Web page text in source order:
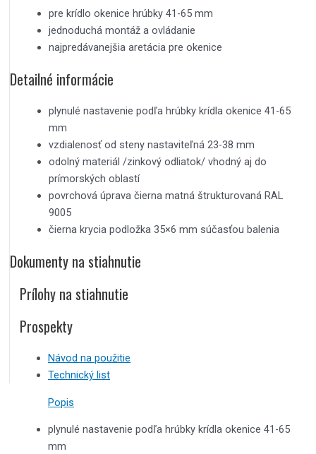
pre krídlo okenice hrúbky 41-65 mm
jednoduchá montáž a ovládanie
najpredávanejšia aretácia pre okenice
Detailné informácie
plynulé nastavenie podľa hrúbky krídla okenice 41-65
mm
vzdialenosť od steny nastaviteľná 23-38 mm
odolný materiál /zinkový odliatok/ vhodný aj do
prímorských oblastí
povrchová úprava čierna matná štrukturovaná RAL
9005
čierna krycia podložka 35×6 mm súčasťou balenia
Dokumenty na stiahnutie
Prílohy na stiahnutie
Prospekty
Návod na použitie
Technický list
Popis
plynulé nastavenie podľa hrúbky krídla okenice 41-65
mm